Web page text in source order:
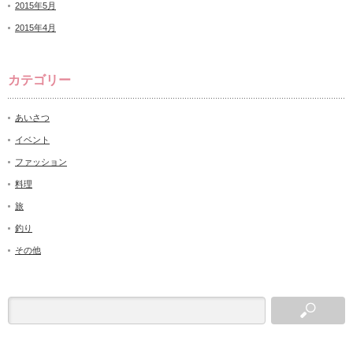
2015年5月
2015年4月
カテゴリー
あいさつ
イベント
ファッション
料理
旅
釣り
その他